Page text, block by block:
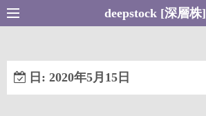
コ
ン
ン
へ
deepstock [深層株]
日: 2020年5月15日